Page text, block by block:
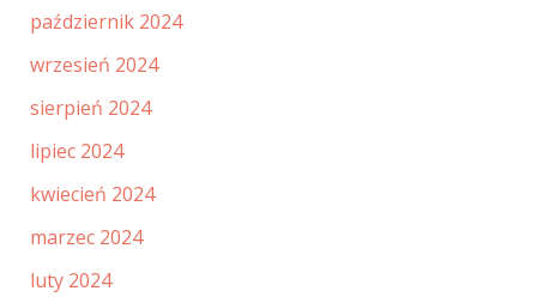
październik 2024
wrzesień 2024
sierpień 2024
lipiec 2024
kwiecień 2024
marzec 2024
luty 2024